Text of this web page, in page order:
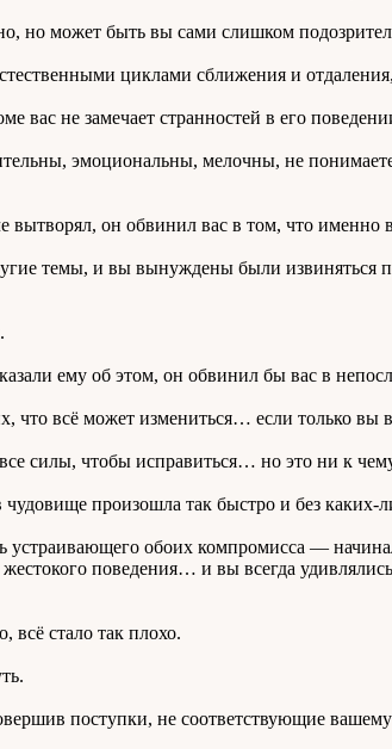
но может быть вы сами слишком
циклами сближения и
вас не замечает странностей в его
эмоциональны, мелочны, не
вытворял, он обвинил вас в том, что именно
темы, и вы вынуждены были извиняться
ему об этом, он обвинил бы вас в
что всё может измениться… если только
силы, чтобы исправиться… но это ни к
произошла так быстро и без
обоих компромисса —
поведения… и вы всегда
всё стало так плохо.
поступки, не соответствующие